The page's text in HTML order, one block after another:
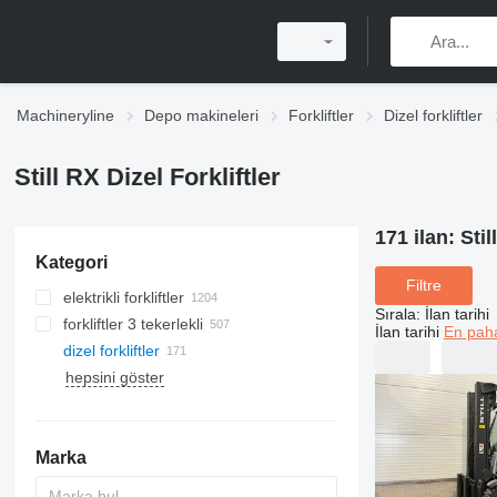
Machineryline Depo makineleri Forkliftler Dizel forkliftler
Still RX Dizel Forkliftler
Kategori
elektrikli forkliftler
forkliftler 3 tekerlekli
dizel forkliftler
hepsini göster
Marka
171 ilan:
Filtre
Sırala: İlan tarihi
İlan tarihi En